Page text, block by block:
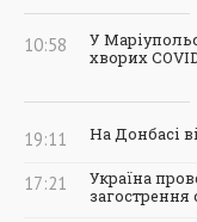
10:58
У
хворих
19:11 На Донбасі
17:21
Україна
загострення